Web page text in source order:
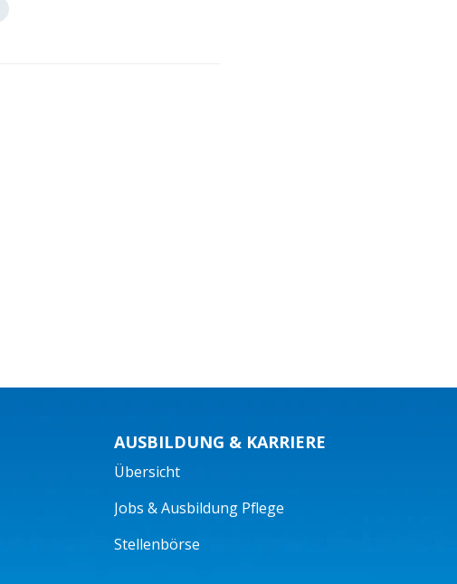
AUSBILDUNG & KARRIERE
Übersicht
Jobs & Ausbildung Pflege
Stellenbörse